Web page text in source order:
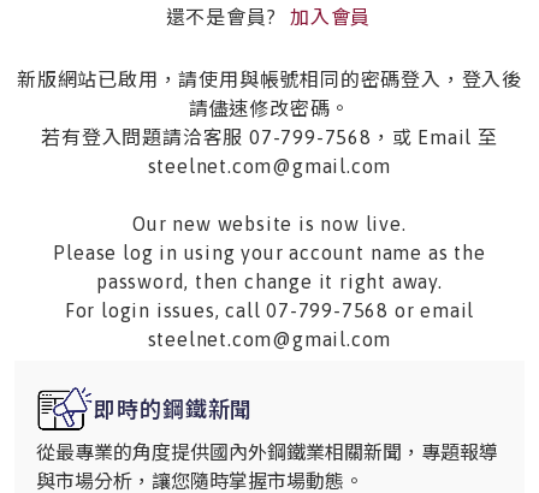
還不是會員? 加入會員
新版網站已啟用，請使用與帳號相同的密碼登入，登入後
請儘速修改密碼。
若有登入問題請洽客服 07-799-7568，或 Email 至
steelnet.com@gmail.com
Our new website is now live.
Please log in using your account name as the
password, then change it right away.
For login issues, call 07-799-7568 or email
steelnet.com@gmail.com
即時的鋼鐵新聞
從最專業的角度提供國內外鋼鐵業相關新聞，專題報導
與市場分析，讓您隨時掌握市場動態。